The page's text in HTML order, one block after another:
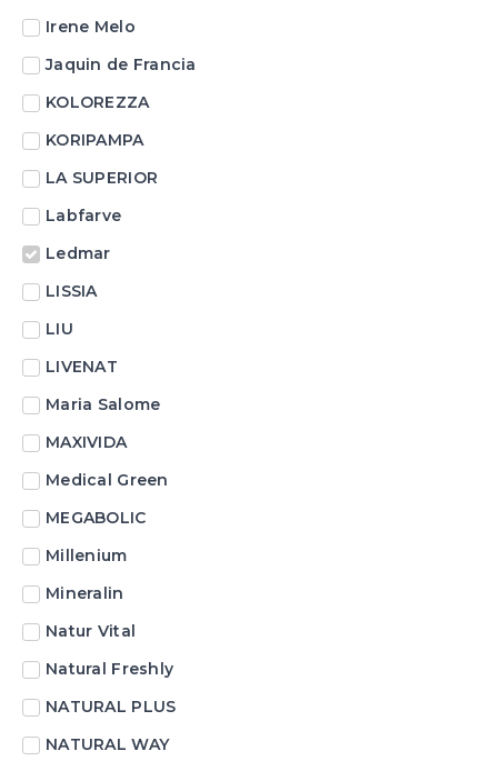
Irene Melo
Jaquin de Francia
KOLOREZZA
KORIPAMPA
LA SUPERIOR
Labfarve
Ledmar
LISSIA
LIU
LIVENAT
Maria Salome
MAXIVIDA
Medical Green
MEGABOLIC
Millenium
Mineralin
Natur Vital
Natural Freshly
NATURAL PLUS
NATURAL WAY